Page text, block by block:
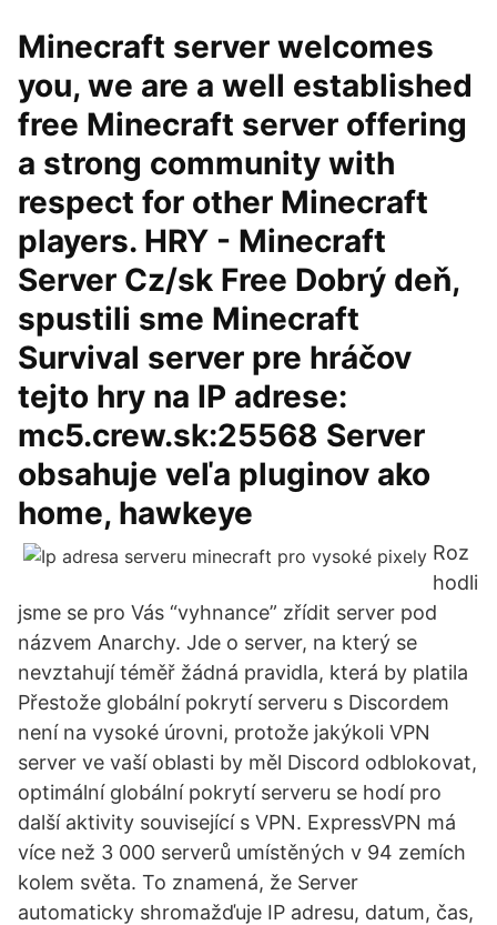
Minecraft server welcomes
you, we are a well established
free Minecraft server offering
a strong community with
respect for other Minecraft
players. HRY - Minecraft
Server Cz/sk Free Dobrý deň,
spustili sme Minecraft
Survival server pre hráčov
tejto hry na IP adrese:
mc5.crew.sk:25568 Server
obsahuje veľa pluginov ako
home, hawkeye
Roz
hodli
jsme se pro Vás “vyhnance” zřídit server pod
názvem Anarchy. Jde o server, na který se
nevztahují téměř žádná pravidla, která by platila
Přestože globální pokrytí serveru s Discordem
není na vysoké úrovni, protože jakýkoli VPN
server ve vaší oblasti by měl Discord odblokovat,
optimální globální pokrytí serveru se hodí pro
další aktivity související s VPN. ExpressVPN má
více než 3 000 serverů umístěných v 94 zemích
kolem světa. To znamená, že Server
automaticky shromažďuje IP adresu, datum, čas,